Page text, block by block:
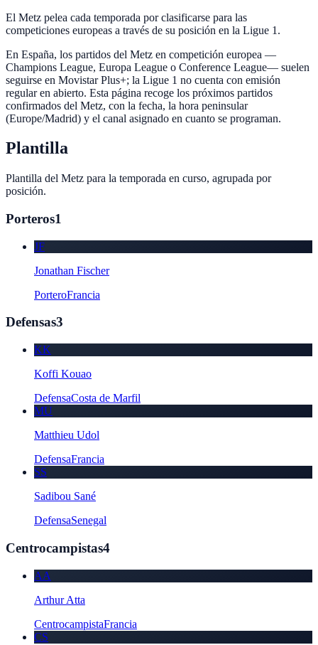
El Metz pelea cada temporada por clasificarse para las
competiciones europeas a través de su posición en la Ligue 1.
En España, los partidos del Metz en competición europea —
Champions League, Europa League o Conference League— suelen
seguirse en Movistar Plus+; la Ligue 1 no cuenta con emisión
regular en abierto. Esta página recoge los próximos partidos
confirmados del Metz, con la fecha, la hora peninsular
(Europe/Madrid) y el canal asignado en cuanto se programan.
Plantilla
Plantilla del Metz para la temporada en curso, agrupada por
posición.
Porteros1
JF
Jonathan Fischer
PorteroFrancia
Defensas3
KK
Koffi Kouao
DefensaCosta de Marfil
MU
Matthieu Udol
DefensaFrancia
SS
Sadibou Sané
DefensaSenegal
Centrocampistas4
AA
Arthur Atta
CentrocampistaFrancia
CS